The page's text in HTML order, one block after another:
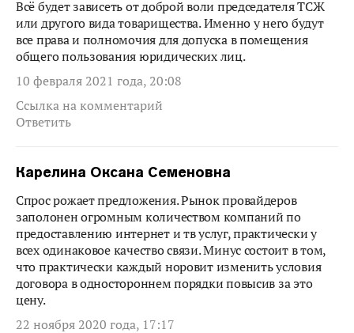
Всё будет зависеть от доброй воли председателя ТСЖ
или другого вида товарищества. Именно у него будут
все права и полномочия для допуска в помещения
общего пользования юридических лиц.
10 февраля 2021 года, 20:08
Ссылка на комментарий
Ответить
Карелина Оксана Семеновна
Спрос рожает предложения. Рынок провайдеров
заполонен огромным количеством компаний по
предоставлению интернет и тв услуг, практически у
всех одинаковое качество связи. Минус состоит в том,
что практически каждый норовит изменить условия
договора в одностороннем порядки повысив за это
цену.
22 ноября 2020 года, 17:17